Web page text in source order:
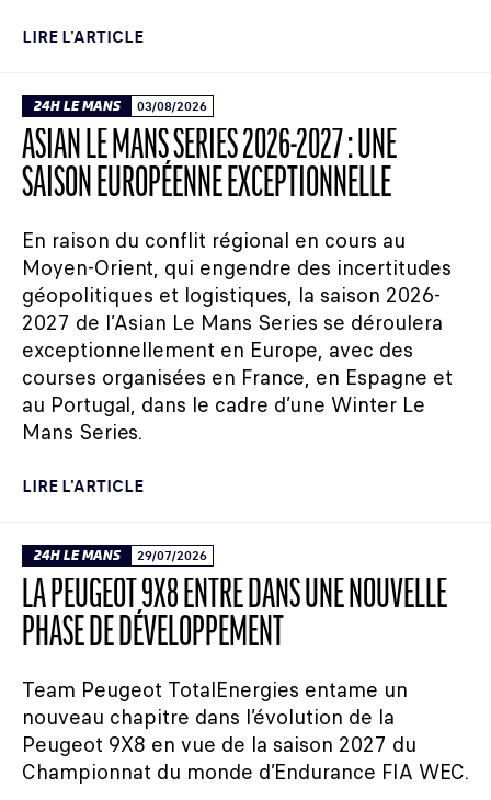
LIRE L'ARTICLE
24H LE MANS 03/08/2026
ASIAN LE MANS SERIES 2026-2027 : UNE
SAISON EUROPÉENNE EXCEPTIONNELLE
En raison du conflit régional en cours au
Moyen-Orient, qui engendre des incertitudes
géopolitiques et logistiques, la saison 2026-
2027 de l’Asian Le Mans Series se déroulera
exceptionnellement en Europe, avec des
courses organisées en France, en Espagne et
au Portugal, dans le cadre d’une Winter Le
Mans Series.
LIRE L'ARTICLE
24H LE MANS 29/07/2026
LA PEUGEOT 9X8 ENTRE DANS UNE NOUVELLE
PHASE DE DÉVELOPPEMENT
Team Peugeot TotalEnergies entame un
nouveau chapitre dans l’évolution de la
Peugeot 9X8 en vue de la saison 2027 du
Championnat du monde d’Endurance FIA WEC.